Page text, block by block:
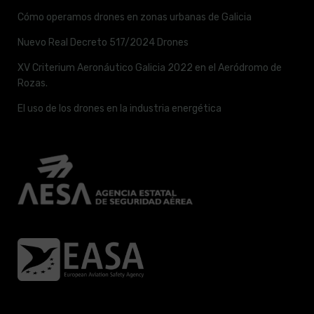
Cómo operamos drones en zonas urbanas de Galicia
Nuevo Real Decreto 517/2024 Drones
XV Criterium Aeronáutico Galicia 2022 en el Aeródromo de
Rozas.
El uso de los drones en la industria energética